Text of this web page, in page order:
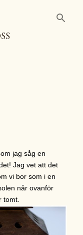
jag såg en
Jag vet att det
vi bor som i en
når ovanför
tomt.